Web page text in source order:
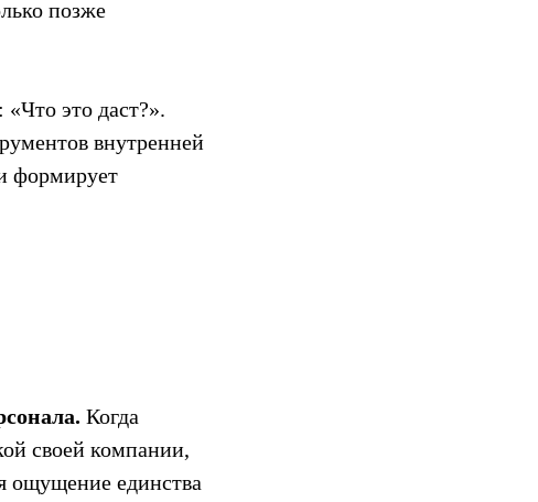
позже
это даст?».
внутренней
формирует
Когда
своей компании,
ощущение единства